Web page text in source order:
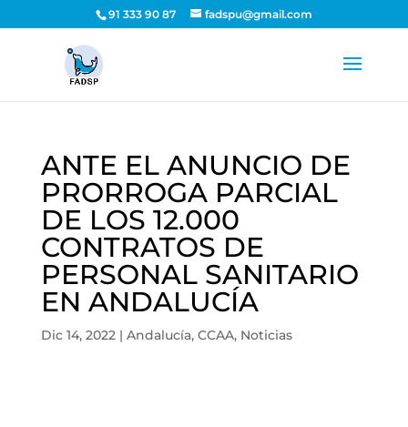
91 333 90 87 fadspu@gmail.com
ANTE EL ANUNCIO DE
PRORROGA PARCIAL
DE LOS 12.000
CONTRATOS DE
PERSONAL SANITARIO
EN ANDALUCÍA
Dic 14, 2022| Andalucía, CCAA, Noticias